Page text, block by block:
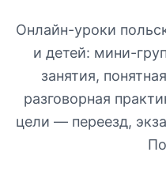
Онлайн-уроки
и детей: мини-
занятия,
разговорная
цели — переезд,